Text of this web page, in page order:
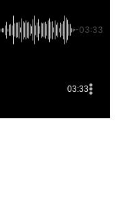
-03:33
03:33